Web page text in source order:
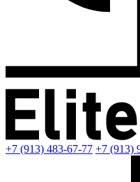
+7 (913) 483-67-77 +7 (913)